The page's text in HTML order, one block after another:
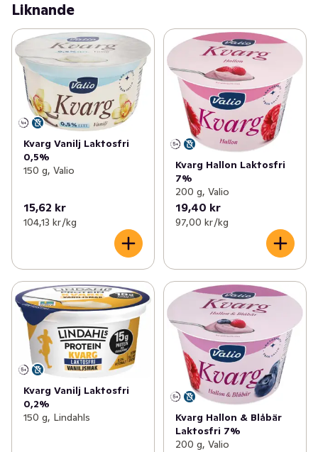
Liknande
Kvarg Vanilj Laktosfri
0,5%
150 g, Valio
15,62 kr
104,13 kr /kg
Kvarg Hallon Laktosfri
7%
200 g, Valio
19,40 kr
97,00 kr /kg
Kvarg Vanilj Laktosfri
0,2%
150 g, Lindahls
Kvarg Hallon & Blåbär
Laktosfri 7%
200 g, Valio